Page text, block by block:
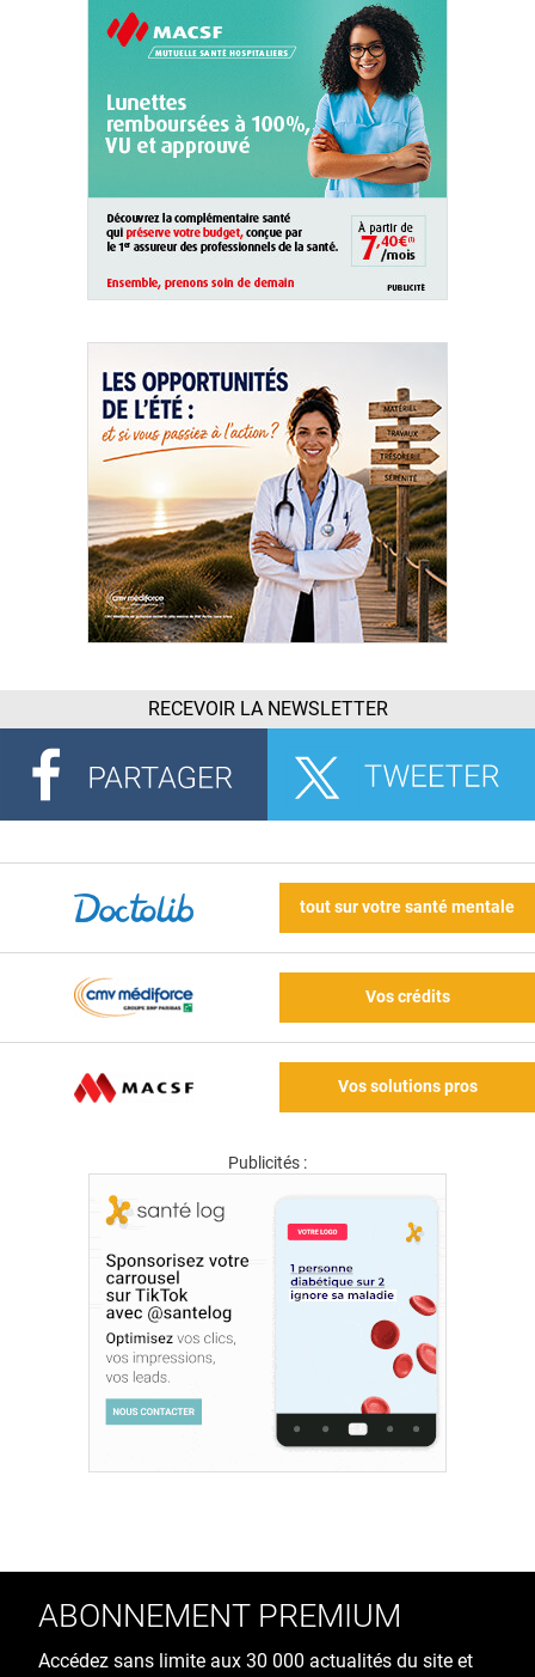
RECEVOIR LA NEWSLETTER
tout sur votre santé mentale
Vos crédits
Vos solutions pros
Publicités :
ABONNEMENT PREMIUM
Accédez sans limite aux 30 000 actualités du site et